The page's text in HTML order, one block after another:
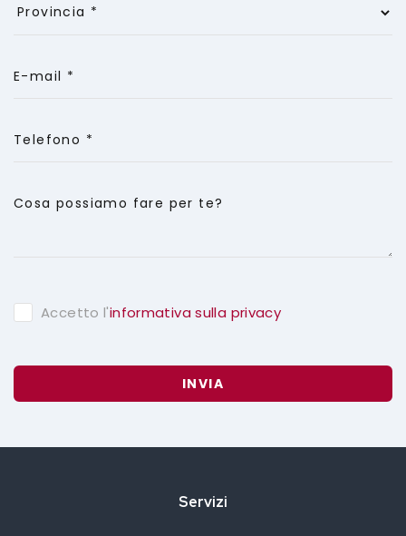
E-mail *
Telefono *
Cosa possiamo fare per te?
Accetto l'informativa sulla privacy
INVIA
Servizi